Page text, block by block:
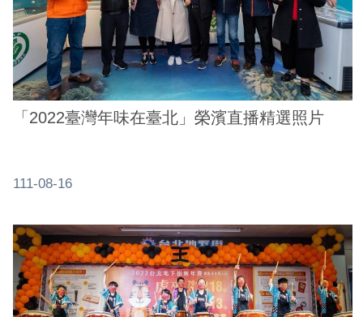
「2022臺灣年味在臺北」榮濱直播精選照片
111-08-16